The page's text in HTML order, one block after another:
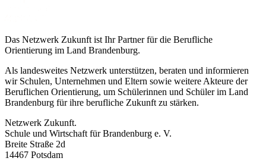
Das Netzwerk Zukunft ist Ihr Partner für die Berufliche
Orientierung im Land Brandenburg.
Als landesweites Netzwerk unterstützen, beraten und informieren
wir Schulen, Unternehmen und Eltern sowie weitere Akteure der
Beruflichen Orientierung, um Schülerinnen und Schüler im Land
Brandenburg für ihre berufliche Zukunft zu stärken.
Netzwerk Zukunft.
Schule und Wirtschaft für Brandenburg e. V.
Breite Straße 2d
14467 Potsdam